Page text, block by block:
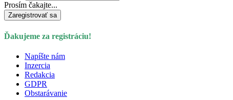
Prosím čakajte...
Ďakujeme za registráciu!
Napíšte nám
Inzercia
Redakcia
GDPR
Obstarávanie